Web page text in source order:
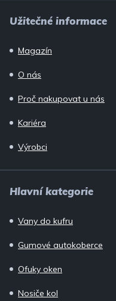
Užitečné informace
Magazín
O nás
Proč nakupovat u nás
Kariéra
Výrobci
Hlavní kategorie
Vany do kufru
Gumové autokoberce
Ofuky oken
Nosiče kol